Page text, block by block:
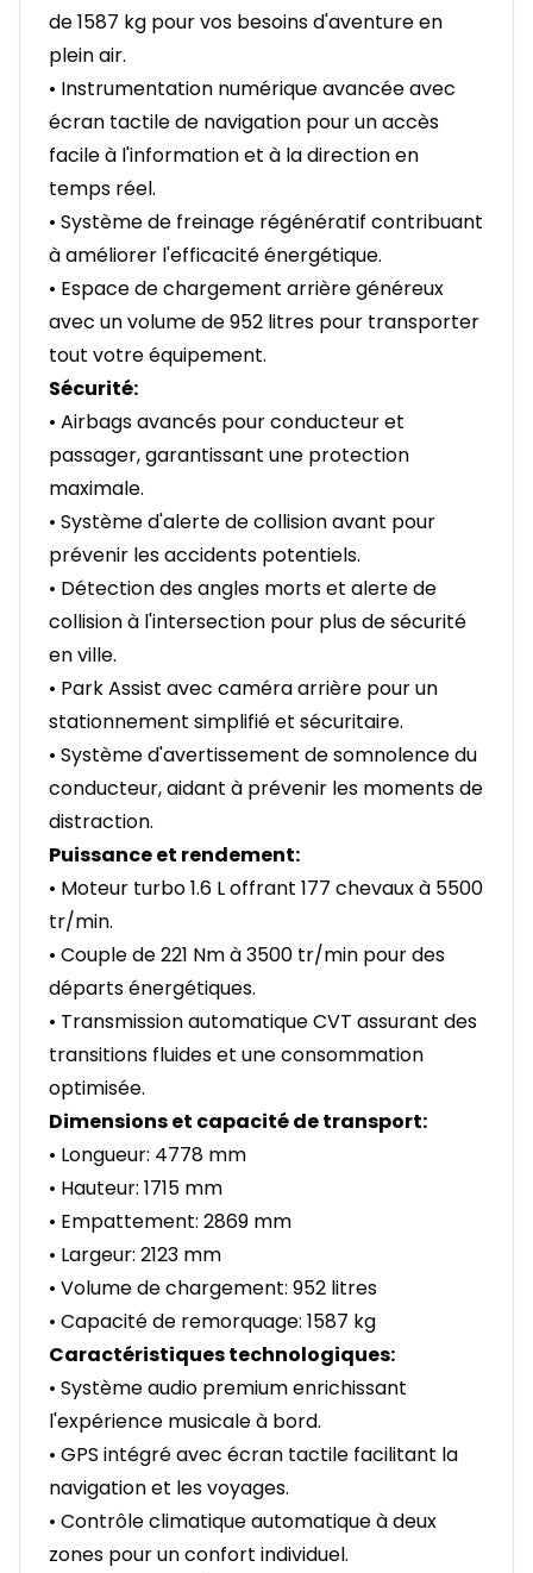
de 1587 kg pour vos besoins d'aventure en
plein air.
• Instrumentation numérique avancée avec
écran tactile de navigation pour un accès
facile à l'information et à la direction en
temps réel.
• Système de freinage régénératif contribuant
à améliorer l'efficacité énergétique.
• Espace de chargement arrière généreux
avec un volume de 952 litres pour transporter
tout votre équipement.
Sécurité:
• Airbags avancés pour conducteur et
passager, garantissant une protection
maximale.
• Système d'alerte de collision avant pour
prévenir les accidents potentiels.
• Détection des angles morts et alerte de
collision à l'intersection pour plus de sécurité
en ville.
• Park Assist avec caméra arrière pour un
stationnement simplifié et sécuritaire.
• Système d'avertissement de somnolence du
conducteur, aidant à prévenir les moments de
distraction.
Puissance et rendement:
• Moteur turbo 1.6 L offrant 177 chevaux à 5500
tr/min.
• Couple de 221 Nm à 3500 tr/min pour des
départs énergétiques.
• Transmission automatique CVT assurant des
transitions fluides et une consommation
optimisée.
Dimensions et capacité de transport:
• Longueur: 4778 mm
• Hauteur: 1715 mm
• Empattement: 2869 mm
• Largeur: 2123 mm
• Volume de chargement: 952 litres
• Capacité de remorquage: 1587 kg
Caractéristiques technologiques:
• Système audio premium enrichissant
l'expérience musicale à bord.
• GPS intégré avec écran tactile facilitant la
navigation et les voyages.
• Contrôle climatique automatique à deux
zones pour un confort individuel.